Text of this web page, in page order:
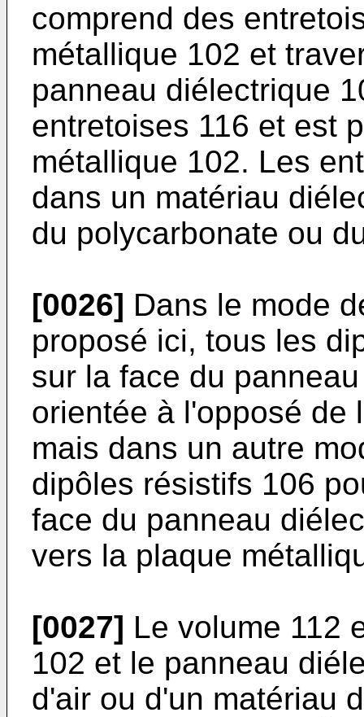
comprend des
métallique 102 et
panneau diélectrique
entretoises 116 et est
métallique 102. Les
dans un matériau
du polycarbonate ou
[0026] Dans le mode
proposé ici, tous les
sur la face du
orientée à l'opposé de
mais dans un autre
dipôles résistifs 106
face du panneau
vers la plaque
[0027] Le volume 112
102 et le panneau
d'air ou d'un matériau